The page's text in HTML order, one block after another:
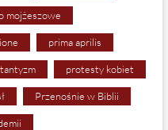
mojżeszowe
prima aprilis
protesty kobiet
Przenośnie w Biblii